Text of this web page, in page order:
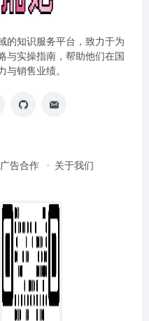
的知识服务平台，致力于为
与实操指南，帮助他们在国
销售业绩。
广告合作 关于我们